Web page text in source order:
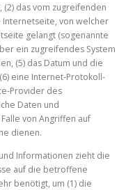
das vom zugreifenden
Internetseite, von welcher
gelangt (sogenannte
ein zugreifendes System
(5) das Datum und die
eine Internet-Protokoll-
Provider des
Daten und
von Angriffen auf
dienen.
Informationen zieht die
auf die betroffene
benötigt, um (1) die